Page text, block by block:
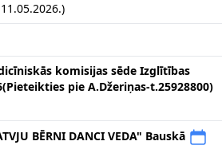
komisijas sēde Izglītības
pie A.Džeriņas-t.25928800)
BĒRNI DANCI VEDA" Bauskā